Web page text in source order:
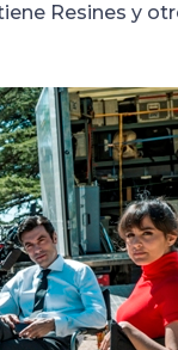
Resines y